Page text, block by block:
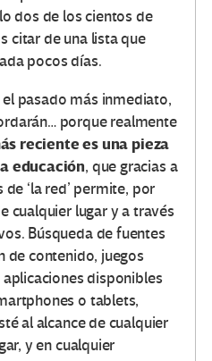
dos de los cientos de
citar de una lista que
pocos días.
pasado más inmediato,
porque realmente
reciente es una pieza
educación, que gracias a
‘la red’ permite, por
cualquier lugar y a través
Búsqueda de fuentes
de contenido, juegos
disponibles
o tablets,
al alcance de cualquier
y en cualquier